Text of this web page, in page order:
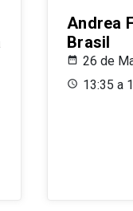
Andrea
Brasil
26 de
13:35 a